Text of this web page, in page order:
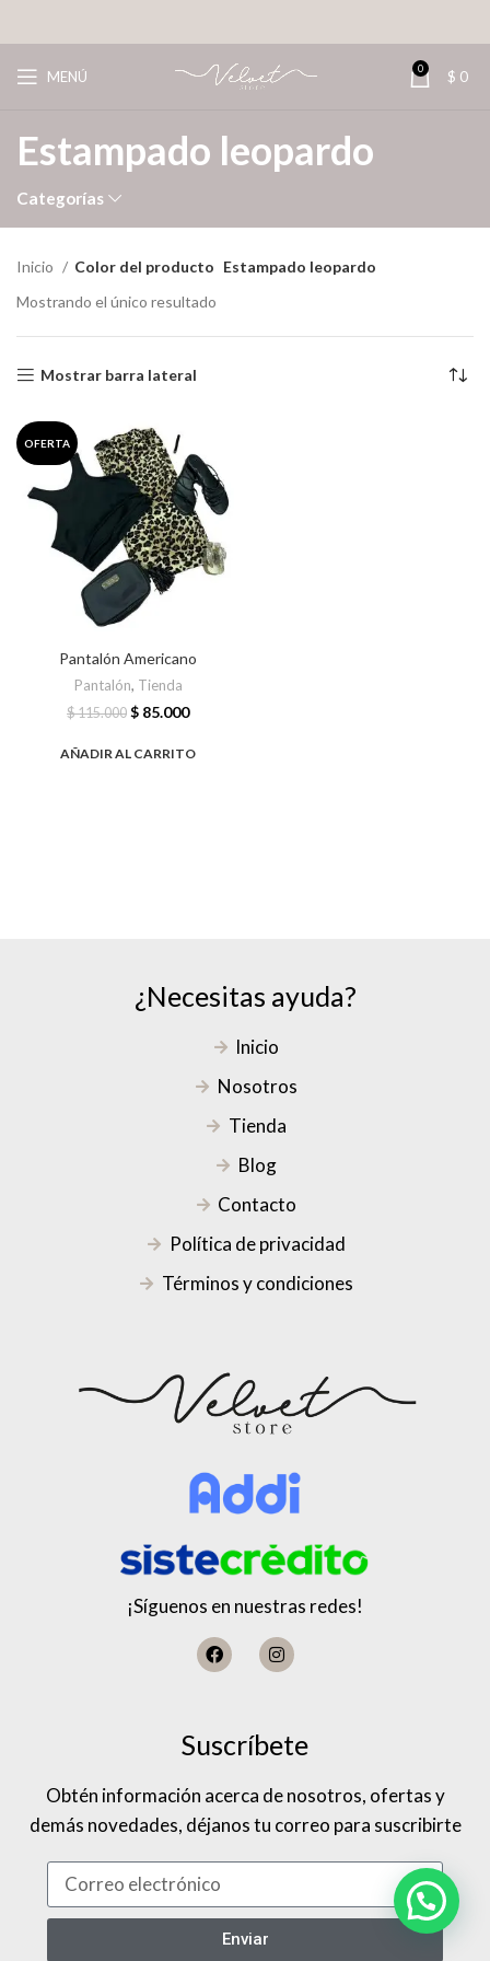
MENÚ 0 $ 0
Estampado leopardo
Categorías
Inicio Color del producto Estampado leopardo
Mostrando el único resultado
Mostrar barra lateral
OFERTA
Pantalón Americano
Pantalón, Tienda
$115.000 $ 85.000
AÑADIR AL CARRITO
¿Necesitas ayuda?
Inicio
Nosotros
Tienda
Blog
Contacto
Política de privacidad
Términos y condiciones
¡Síguenos en nuestras redes!
Suscríbete
Obtén información acerca de nosotros, ofertas y
demás novedades, déjanos tu correo para suscribirte
Enviar